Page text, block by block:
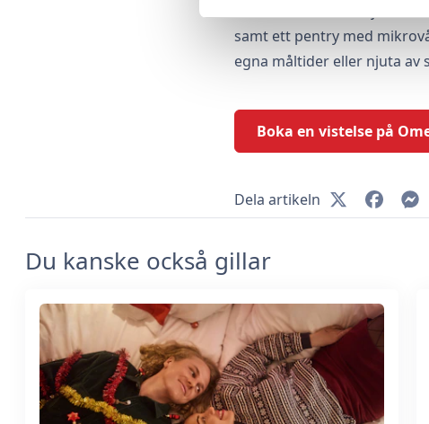
samt ett pentry med
egna måltider eller njuta av
Boka en vistelse på
Dela artikeln
Du kanske också gillar